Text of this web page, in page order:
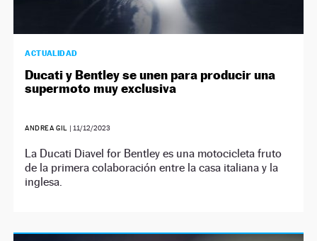
ACTUALIDAD
Ducati y Bentley se unen para producir una
supermoto muy exclusiva
ANDREA GIL | 11/12/2023
La Ducati Diavel for Bentley es una motocicleta fruto
de la primera colaboración entre la casa italiana y la
inglesa.